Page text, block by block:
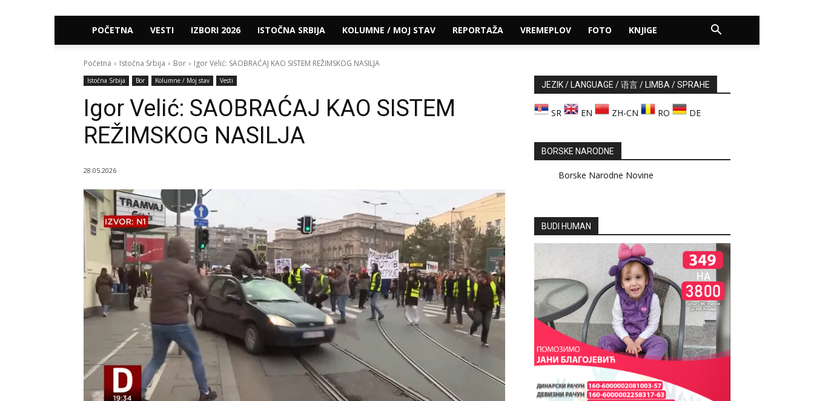
POČETNA VESTI IZBORI 2026 ISTOČNA SRBIJA KOLUMNE / MOJ STAV REPORTAŽA VREMEPLOV FOTO KNJIGE
Početna Istočna Srbija Bor Igor Velić: SAOBRAĆAJ KAO SISTEM REŽIMSKOG NASILJA
Istočna Srbija Bor Kolumne / Moj stav Vesti
Igor Velić: SAOBRAĆAJ KAO SISTEM
REŽIMSKOG NASILJA
28.05.2026
JEZIK / LANGUAGE / 语言 / LIMBA / SPRAHE
SR EN ZH-CN RO DE
BORSKE NARODNE
Borske Narodne Novine
BUDI HUMAN